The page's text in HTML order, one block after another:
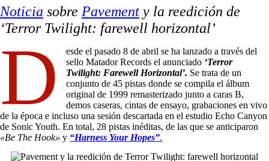
Noticia sobre Pavement y la reedición de
‘Terror Twilight: farewell horizontal’
D
esde el pasado 8 de abril se ha lanzado a través del
sello Matador Records el anunciado ‘Terror
Twilight: Farewell Horizontal’. Se trata de un
conjunto de 45 pistas donde se compila el álbum
original de 1999 remasterizado junto a caras B,
demos caseras, cintas de ensayo, grabaciones en vivo
de la época e incluso una sesión descartada en el estudio Echo Canyon
de Sonic Youth. En total, 28 pistas inéditas, de las que se anticiparon
«Be The Hook» y “Harness Your Hopes”.